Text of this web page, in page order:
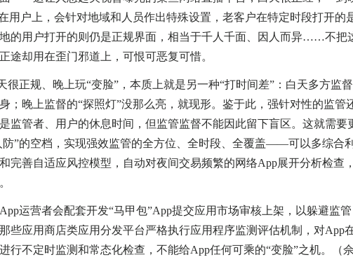
用户上，会针对地域和人员作出特殊设置，老客户在特定时段打开的
的用户打开的则仍是正规界面，相当于千人千面、因人而异……不把
途却用在歪门邪道上，可恨可恶复可惜。
正规、晚上玩“变脸”，本质上就是另一种“打时间差”：白天多方监
；晚上监督的“探照灯”没那么亮，就现形。鉴于此，强针对性的监管
监管者、用户的休息时间，但监管监督不能因此留下盲区。这就需要
防”的空档，实现强效监管的全方位、全时段、全覆盖——可以多综合
完善自适应风控模型，自动对夜间交易频繁的网络App展开分析检查
运营者会配套开发“马甲包”App提交应用市场审核上架，以躲避监管
些应用商店类应用分发平台严格执行应用程序监测评估机制，对App
行不定时监测和常态化检查，不能给App任何可乘的“变脸”之机。（